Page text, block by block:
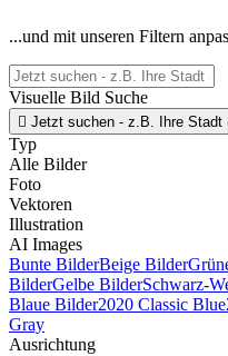
...und mit unseren Filtern
Visuelle Bild Suche
 Jetzt suchen - z.B. Ihre Stadt
Typ
Alle Bilder
Foto
Vektoren
Illustration
AI Images
Bunte BilderBeige Bilder
BilderGelbe BilderSchwarz-
Blaue Bilder2020 Classic Blue
Gray
Ausrichtung